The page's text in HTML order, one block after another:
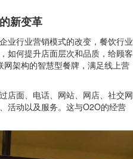
新变革
业行业营销模式的改变，餐饮行业
如何提升店面层次和品质，给顾客
架构的智慧型餐牌，满足线上营
店面、电话、网站、网店、社交网
活动以及服务。这与O2O的经营